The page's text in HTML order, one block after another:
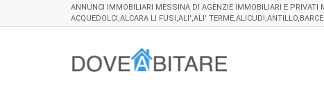
ANNUNCI IMMOBILIARI MESSINA DI AGENZIE IMMOBILIARI E PRIVATI
ACQUEDOLCI,ALCARA LI FUSI,ALI',ALI'